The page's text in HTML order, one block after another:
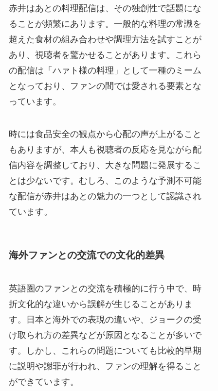
赤井はあとの料理配信は、その独創性で話題にな
ることが頻繁にあります。一般的な料理の常識を
超えた食材の組み合わせや調理方法を試すことが
あり、視聴者を驚かせることがあります。これら
の配信は「ハァト様の料理」として一種のミーム
となっており、ファンの間では愛される要素とな
っています。
時には食品安全の観点から心配の声が上がること
もありますが、本人も視聴者の反応を見ながら配
信内容を調整しており、大きな問題に発展するこ
とは少ないです。むしろ、このような予測不可能
な配信が赤井はあとの魅力の一つとして認識され
ています。
海外ファンとの交流での文化的差異
英語圏のファンとの交流を積極的に行う中で、時
折文化的な違いから誤解が生じることがありま
す。日本と海外での表現の違いや、ジョークの受
け取られ方の差異などが原因となることが多いで
す。しかし、これらの問題についても比較的早期
に説明や謝罪が行われ、ファンの理解を得ること
ができています。